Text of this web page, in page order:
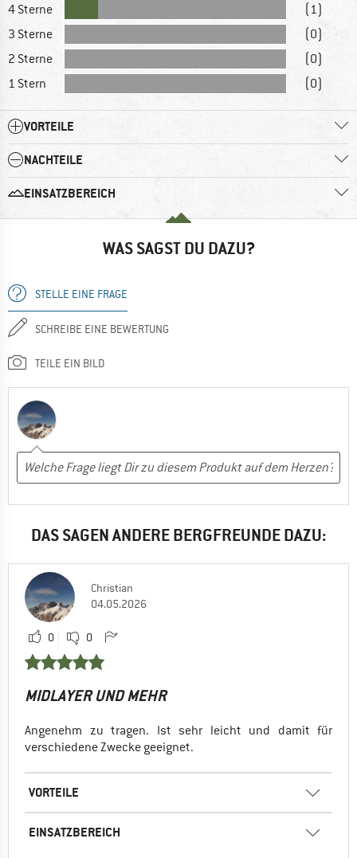
4 Sterne
(1)
3 Sterne
(0)
2 Sterne
(0)
1 Stern
(0)
VORTEILE
NACHTEILE
EINSATZBEREICH
WAS SAGST DU DAZU?
STELLE EINE FRAGE
SCHREIBE EINE BEWERTUNG
TEILE EIN BILD
DAS SAGEN ANDERE BERGFREUNDE DAZU:
Christian
04.05.2026
0 0
MIDLAYER UND MEHR
Angenehm zu tragen. Ist sehr leicht und damit für
verschiedene Zwecke geeignet.
VORTEILE
EINSATZBEREICH